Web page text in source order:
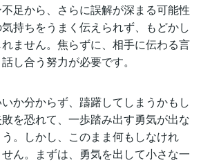
足から、さらに誤解が深まる可能性
持ちをうまく伝えられず、もどかし
ません。焦らずに、相手に伝わる言
し合う努力が必要です。
か分からず、躊躇してしまうかもし
を恐れて、一歩踏み出す勇気が出な
。しかし、このまま何もしなけれ
ん。まずは、勇気を出して小さな一